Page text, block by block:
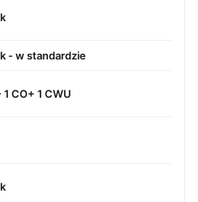
- w standardzie
1 CO+ 1 CWU